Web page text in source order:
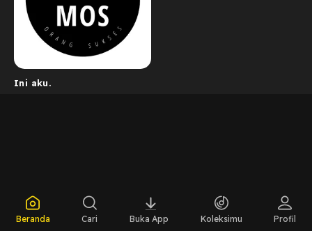
Ini aku.
Beranda Cari Buka App Koleksimu Profil